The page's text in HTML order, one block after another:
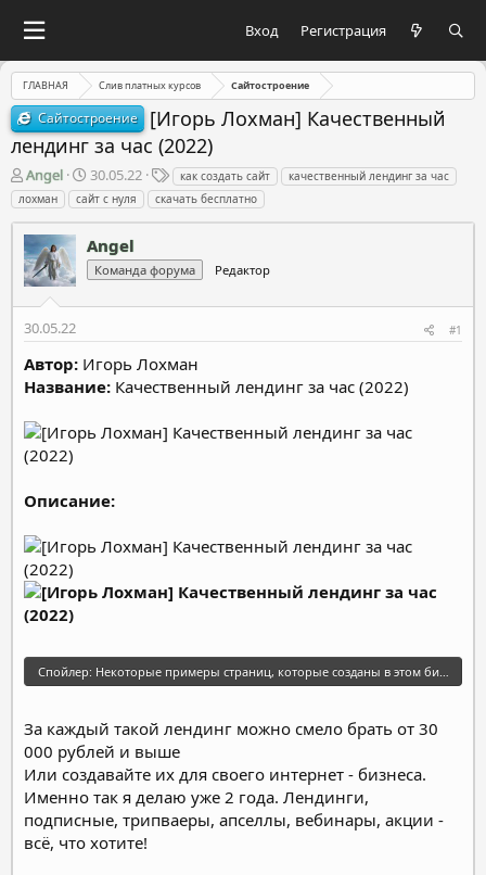
Вход Регистрация
ГЛАВНАЯ Слив платных курсов Сайтостроение
Сайтостроение
[Игорь Лохман] Качественный
лендинг за час (2022)
А
в
т
о
р
т
е
м
ы
Angel
Д
а
т
н
а
а
30.05.22
Т
е
г
как создать сайт
качественный лендинг за час
лохман
сайт с нуля скачать бесплатно
Angel
Команда форума Редактор
30.05.22 #1
Автор: Игорь Лохман
Название: Качественный лендинг за час (2022)
Описание:
Спойлер: Некоторые примеры страниц, которые созданы в этом билдере:
За каждый такой лендинг можно смело брать от 30
000 рублей и выше
Или создавайте их для своего интернет - бизнеса.
Именно так я делаю уже 2 года. Лендинги,
подписные, трипваеры, апселлы, вебинары, акции -
всё, что хотите!